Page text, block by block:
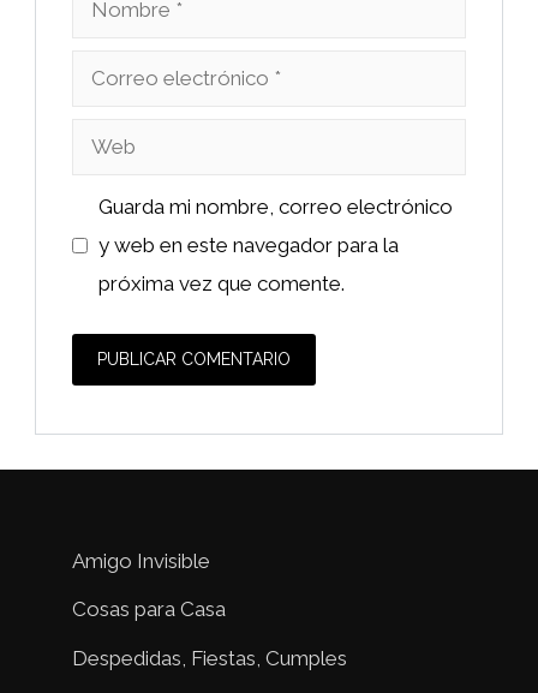
Correo
Web
Guarda mi nombre, correo electrónico
y web en este navegador para la
próxima vez que comente.
Amigo Invisible
Cosas para Casa
Despedidas, Fiestas, Cumples